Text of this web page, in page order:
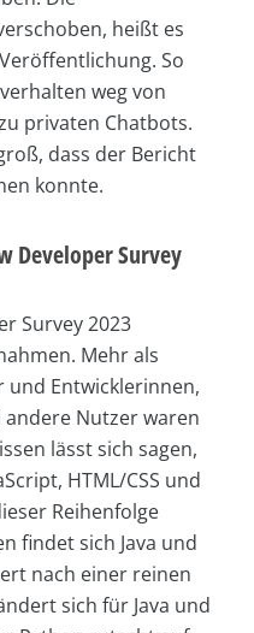
heißt es
So
weg von
privaten Chatbots.
dass der Bericht
konnte.
Developer Survey
Survey 2023
Mehr als
und Entwicklerinnen,
Nutzer waren
lässt sich sagen,
HTML/CSS und
Reihenfolge
findet sich Java und
nach einer reinen
sich für Java und